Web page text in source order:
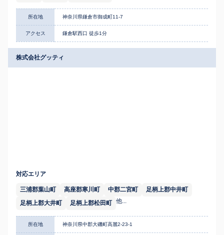
所在地 神奈川県鎌倉市御成町11-7
アクセス 鎌倉駅西口 徒歩1分
株式会社グッティ
対応エリア
三浦郡葉山町 高座郡寒川町 中郡二宮町
足柄上郡中井町
足柄上郡大井町
足柄上郡松田町 他...
所在地 神奈川県中郡大磯町高麗2-23-1